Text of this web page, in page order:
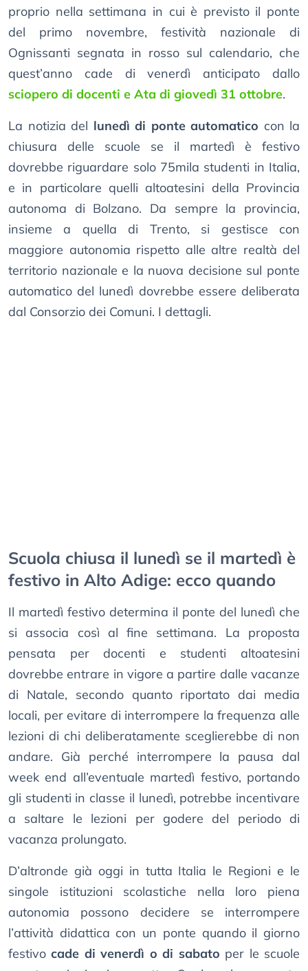
proprio nella settimana in cui è previsto il ponte
del primo novembre, festività nazionale di
Ognissanti segnata in rosso sul calendario, che
quest’anno cade di venerdì anticipato dallo
sciopero di docenti e Ata di giovedì 31 ottobre.
La notizia del lunedì di ponte automatico con la
chiusura delle scuole se il martedì è festivo
dovrebbe riguardare solo 75mila studenti in Italia,
e in particolare quelli altoatesini della Provincia
autonoma di Bolzano. Da sempre la provincia,
insieme a quella di Trento, si gestisce con
maggiore autonomia rispetto alle altre realtà del
territorio nazionale e la nuova decisione sul ponte
automatico del lunedì dovrebbe essere deliberata
dal Consorzio dei Comuni. I dettagli.
Scuola chiusa il lunedì se il martedì è
festivo in Alto Adige: ecco quando
Il martedì festivo determina il ponte del lunedì che
si associa così al fine settimana. La proposta
pensata per docenti e studenti altoatesini
dovrebbe entrare in vigore a partire dalle vacanze
di Natale, secondo quanto riportato dai media
locali, per evitare di interrompere la frequenza alle
lezioni di chi deliberatamente sceglierebbe di non
andare. Già perché interrompere la pausa dal
week end all’eventuale martedì festivo, portando
gli studenti in classe il lunedì, potrebbe incentivare
a saltare le lezioni per godere del periodo di
vacanza prolungato.
D’altronde già oggi in tutta Italia le Regioni e le
singole istituzioni scolastiche nella loro piena
autonomia possono decidere se interrompere
l’attività didattica con un ponte quando il giorno
festivocade di venerdì o di sabato per le scuole